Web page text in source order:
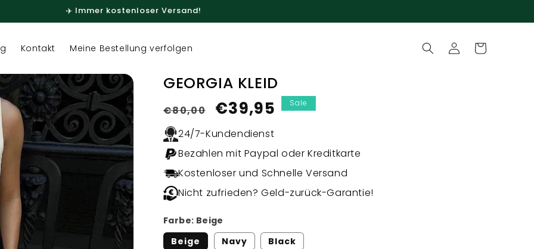
✈️ Immer kostenloser Versand!
Kontakt Meine Bestellung verfolgen Einloggen
Warenkorb
GEORGIA KLEID
Normaler
€80,00 Verkaufspreis
€39,95 Sale
24/7-Kundendienst
Bezahlen mit Paypal oder Kreditkarte
Kostenloser und Schnelle Versand
Nicht zufrieden? Geld-zurück-Garantie!
Farbe: Beige
Beige
Navy
Black